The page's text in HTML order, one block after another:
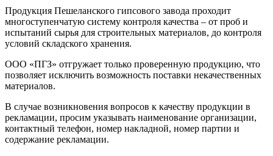
Продукция Пешеланского гипсового завода проходит
многоступенчатую систему контроля качества – от проб и
испытаний сырья для строительных материалов, до контроля
условий складского хранения.
ООО «ПГЗ» отгружает только проверенную продукцию, что
позволяет исключить возможность поставки некачественных
материалов.
В случае возникновения вопросов к качеству продукции в
рекламации, просим указывать наименование организации,
контактный телефон, номер накладной, номер партии и
содержание рекламации.